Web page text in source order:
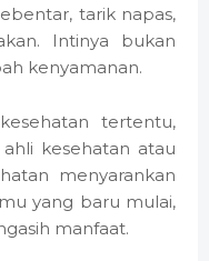
tarik napas,
Intinya bukan
kenyamanan.
tertentu,
kesehatan atau
menyarankan
yang baru mulai,
manfaat.